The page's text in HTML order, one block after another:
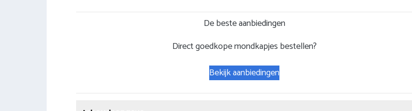
De beste aanbiedingen
Direct goedkope mondkapjes bestellen?
Bekijk aanbiedingen